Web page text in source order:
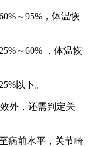
～95%，体温恢
～60% ，体温恢
以下。
外，还需判定关
病前水平，关节畸